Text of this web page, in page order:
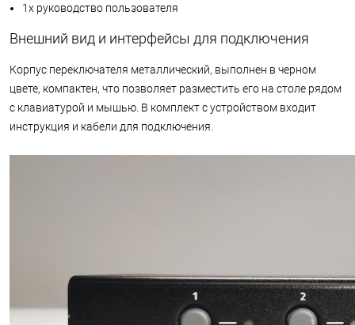
1x руководство пользователя
Внешний вид и интерфейсы для подключения
Корпус переключателя металлический, выполнен в черном
цвете, компактен, что позволяет разместить его на столе рядом
с клавиатурой и мышью. В комплект с устройством входит
инструкция и кабели для подключения.